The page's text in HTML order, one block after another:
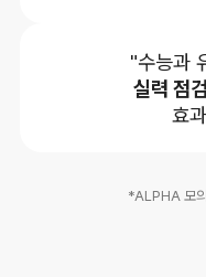
"수능과
실력 점
효
*ALPHA 모